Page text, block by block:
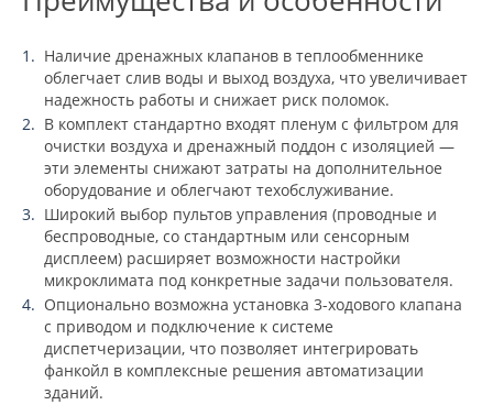
Наличие дренажных клапанов в теплообменнике
облегчает слив воды и выход воздуха, что увеличивает
надежность работы и снижает риск поломок.
В комплект стандартно входят пленум с фильтром для
очистки воздуха и дренажный поддон с изоляцией —
эти элементы снижают затраты на дополнительное
оборудование и облегчают техобслуживание.
Широкий выбор пультов управления (проводные и
беспроводные, со стандартным или сенсорным
дисплеем) расширяет возможности настройки
микроклимата под конкретные задачи пользователя.
Опционально возможна установка 3-ходового клапана
с приводом и подключение к системе
диспетчеризации, что позволяет интегрировать
фанкойл в комплексные решения автоматизации
зданий.